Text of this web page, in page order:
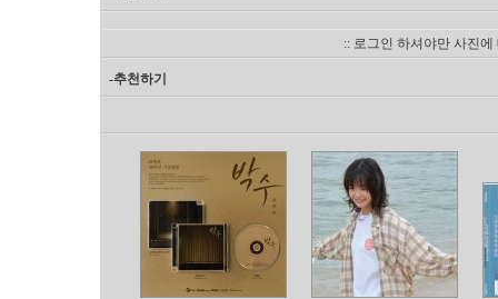
:: 로그인 하셔야만 사진
-추천하기